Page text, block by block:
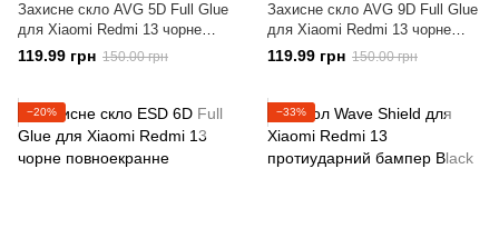
Захисне скло AVG 5D Full Glue
для Xiaomi Redmi 13 чорне
повноекранне
119.99 грн 150.00 грн
Захисне скло AVG 9D Full Glue
для Xiaomi Redmi 13 чорне
повноекранне
119.99 грн 150.00 грн
−20% −33%